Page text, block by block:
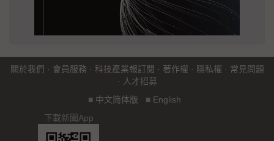
關於我們 · 會員服務 · 科技產業報訂閱 · 著作權 · 隱私權 · 常見問題
· 人才招募
■ 中文简体版 ■ English
下載新聞App